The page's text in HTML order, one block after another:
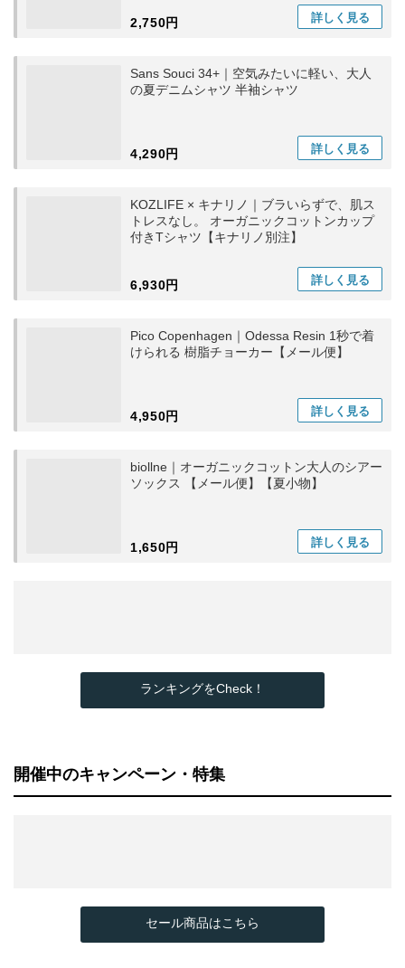
2,750円 詳しく 見る
Sans Souci 34+｜空気みたいに軽い、大人
の夏デニムシャツ 半袖シャツ
4,290円 詳しく 見る
KOZLIFE × キナリノ｜ブラいらずで、肌ス
トレスなし。 オーガニックコットンカップ
付きTシャツ【キナリノ別注】
6,930円 詳しく 見る
Pico Copenhagen｜Odessa Resin 1秒で着
けられる 樹脂チョーカー【メール便】
4,950円 詳しく 見る
biollne｜オーガニックコットン大人のシアー
ソックス 【メール便】【夏小物】
1,650円 詳しく 見る
ランキングをCheck！
開催中のキャンペーン・特集
セール商品はこちら